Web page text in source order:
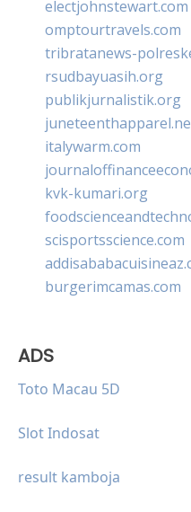
electjohnstewart.com
omptourtravels.com
tribratanews-
rsudbayuasih.org
publikjurnalistik.org
italywarm.com
kvk-kumari.org
scisportsscience.com
burgerimcamas.com
ADS
Toto Macau 5D
Slot Indosat
result kamboja